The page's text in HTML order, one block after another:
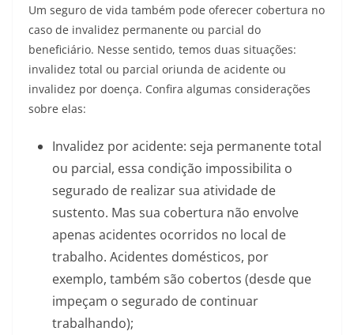
Um seguro de vida também pode oferecer cobertura no
caso de invalidez permanente ou parcial do
beneficiário. Nesse sentido, temos duas situações:
invalidez total ou parcial oriunda de acidente ou
invalidez por doença. Confira algumas considerações
sobre elas:
Invalidez por acidente: seja permanente total
ou parcial, essa condição impossibilita o
segurado de realizar sua atividade de
sustento. Mas sua cobertura não envolve
apenas acidentes ocorridos no local de
trabalho. Acidentes domésticos, por
exemplo, também são cobertos (desde que
impeçam o segurado de continuar
trabalhando);